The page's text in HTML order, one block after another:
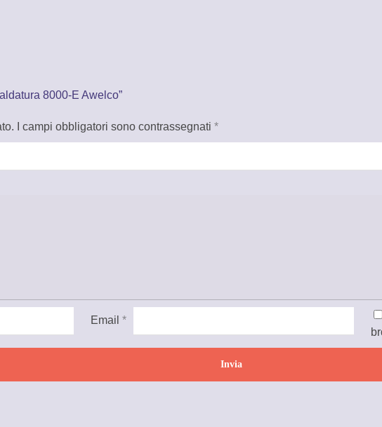
8000-E Awelco”
I campi obbligatori sono contrassegnati *
Email*